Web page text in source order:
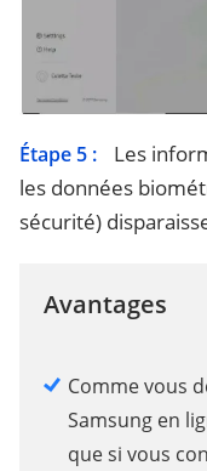
Étape 5 :
Les
les données
sécurité)
Avantages
Comme vous
Samsung en
que si vous